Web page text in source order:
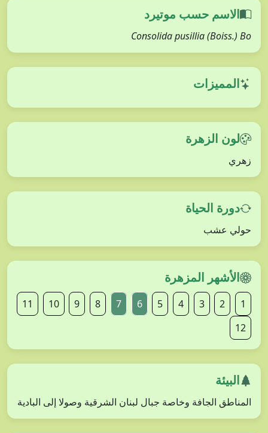
الاسم حسب موتيرد
Consolida pusillia (Boiss.) Bo
المميزات
لون الزهرة
زهري
دورة الحياة
حولي عشب
الأشهر المزهرة
1
2
3
4
5
6
7
8
9
10
11
12
البيئة
المناطق الجافة وخاصة جبال لبنان الشرقية وصولا إلى البادية